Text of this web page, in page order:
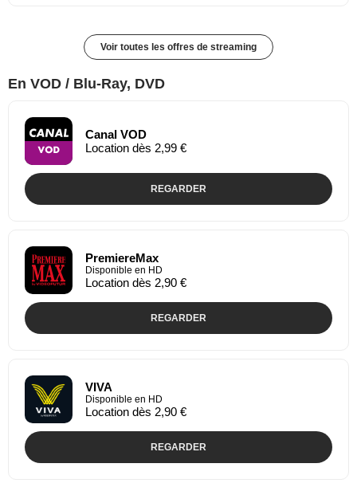
Voir toutes les offres de streaming
En VOD / Blu-Ray, DVD
Canal VOD
Location dès 2,99 €
REGARDER
PremiereMax
Disponible en HD
Location dès 2,90 €
REGARDER
VIVA
Disponible en HD
Location dès 2,90 €
REGARDER